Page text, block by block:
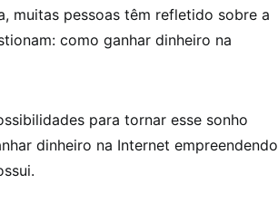
muitas pessoas têm refletido sobre a
como ganhar dinheiro na
para tornar esse sonho
dinheiro na Internet empreendendo